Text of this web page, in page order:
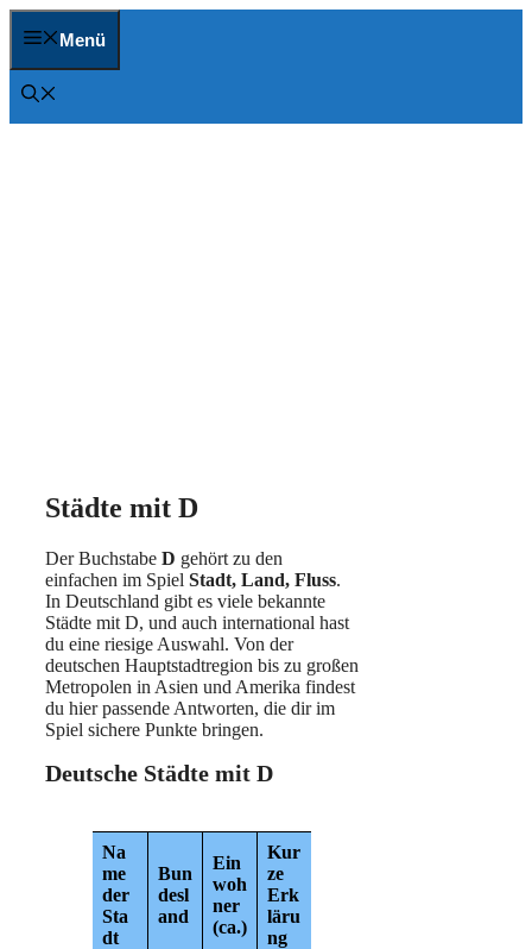
Zum
Inhalt Menü
Städte mit D
Der Buchstabe D gehört zu den
einfachen im Spiel Stadt, Land, Fluss.
In Deutschland gibt es viele bekannte
Städte mit D, und auch international hast
du eine riesige Auswahl. Von der
deutschen Hauptstadtregion bis zu großen
Metropolen in Asien und Amerika findest
du hier passende Antworten, die dir im
Spiel sichere Punkte bringen.
Deutsche Städte mit D
Na
me
der
Sta
dt
Bun
desl
and
Ein
woh
ner
(ca.)
Kur
ze
Erk
läru
ng